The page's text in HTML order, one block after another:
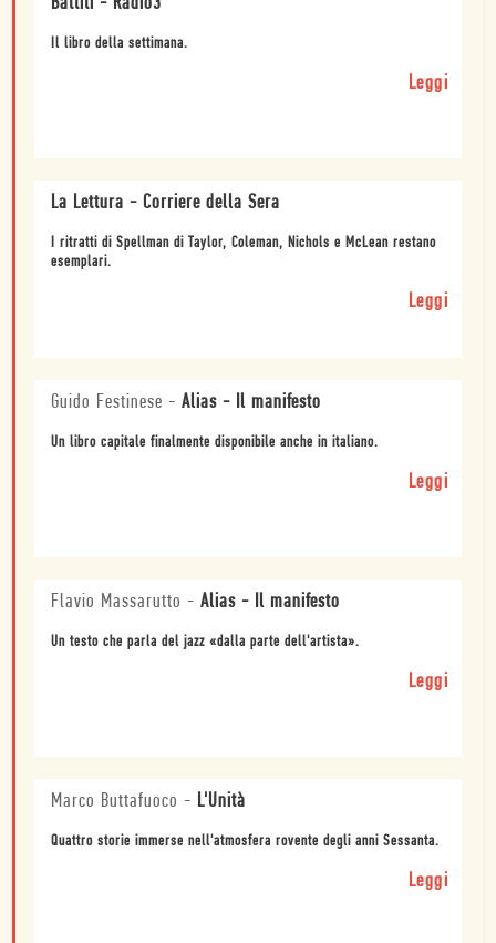
Il libro della settimana.
Leggi
La Lettura - Corriere della Sera
I ritratti di Spellman di Taylor, Coleman, Nichols e McLean restano
esemplari.
Leggi
Guido Festinese - Alias - Il manifesto
Un libro capitale finalmente disponibile anche in italiano.
Leggi
Flavio Massarutto - Alias - Il manifesto
Un testo che parla del jazz «dalla parte dell'artista».
Leggi
Marco Buttafuoco - L'Unità
Quattro storie immerse nell'atmosfera rovente degli anni Sessanta.
Leggi